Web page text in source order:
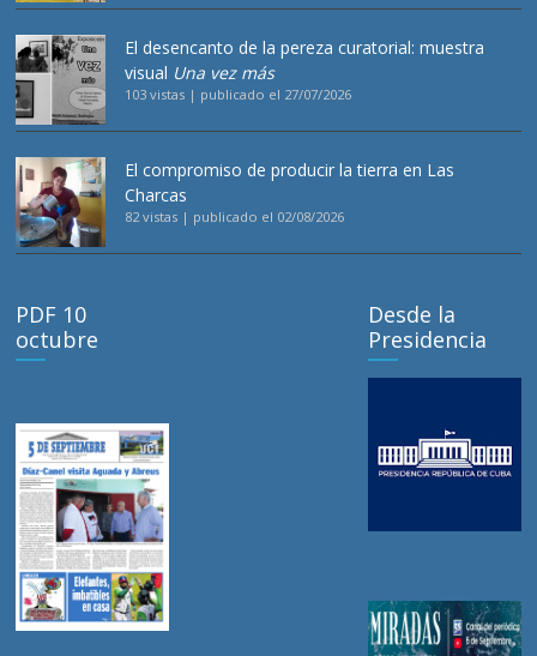
El desencanto de la pereza curatorial: muestra
visual Una vez más
103 vistas | publicado el 27/07/2026
El compromiso de producir la tierra en Las
Charcas
82 vistas | publicado el 02/08/2026
PDF 10
octubre
Desde la
Presidencia